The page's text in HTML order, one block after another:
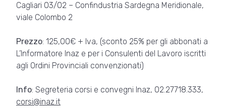
Cagliari 03/02 – Confindustria Sardegna Meridionale,
viale Colombo 2
Prezzo: 125,00€ + Iva, (sconto 25% per gli abbonati a
L’Informatore Inaz e per i Consulenti del Lavoro iscritti
agli Ordini Provinciali convenzionati)
Info: Segreteria corsi e convegni Inaz, 02.27718.333,
corsi@inaz.it